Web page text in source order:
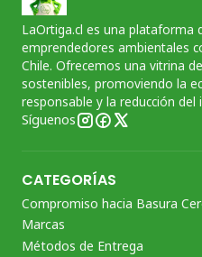
LaOrtiga.cl es una plataforma
emprendedores ambientales
Chile. Ofrecemos una vitrina
sostenibles, promoviendo la
responsable y la reducción
Síguenos
CATEGORÍAS
Compromiso hacia Basura
Marcas
Métodos de Entrega